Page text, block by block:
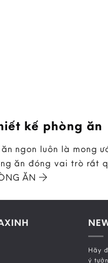
kế phòng ăn
ngon luôn là mong
ăn đóng vai trò rất
ĂN
Hãy
ý